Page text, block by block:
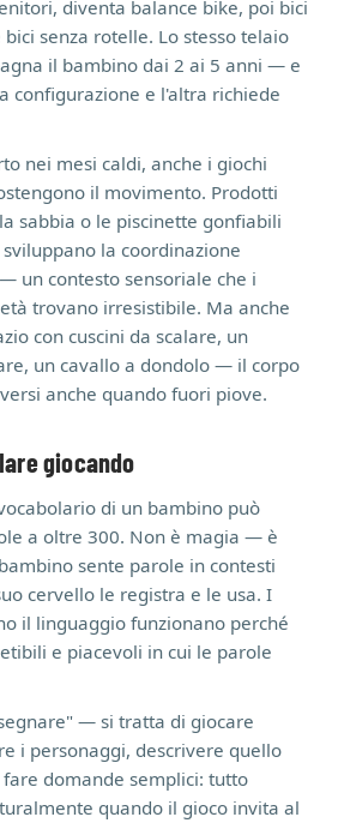
diventa balance bike, poi bici
senza rotelle. Lo stesso telaio
il bambino dai 2 ai 5 anni — e
configurazione e l'altra richiede
nei mesi caldi, anche i giochi
il movimento. Prodotti
sabbia o le piscinette gonfiabili
la coordinazione
un contesto sensoriale che i
trovano irresistibile. Ma anche
con cuscini da scalare, un
un cavallo a dondolo — il corpo
anche quando fuori piove.
giocando
di un bambino può
a oltre 300. Non è magia — è
sente parole in contesti
cervello le registra e le usa. I
il linguaggio funzionano perché
e piacevoli in cui le parole
— si tratta di giocare
i personaggi, descrivere quello
fare domande semplici: tutto
quando il gioco invita al